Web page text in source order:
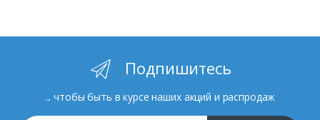
Подпишитесь
... чтобы быть в курсе наших акций и распродаж